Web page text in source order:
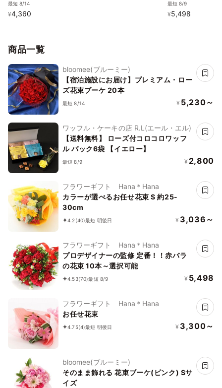
最短 8/14
¥4,360
最短 8/9
¥5,498
商品一覧
bloomee(ブルーミー)
【宿泊施設にお届け】プレミアム・ロー
ズ花束ブーケ 20本
最短 8/14 ¥ 5,230～
ワッフル・ケーキの店 R.L(エール・エル)
【送料無料】 ローズ付コロコロワッフ
ル パック6袋 【イエロー】
最短 8/9 ¥ 2,800
フラワーギフト Hana＊Hana
カラーが選べるお任せ花束 S 約25-
30cm
4.2(40)最短 明後日 ¥ 3,036～
フラワーギフト Hana＊Hana
プロデザイナーの監修 定番！！赤バラ
の花束 10本～選択可能
4.53(70)最短 8/9 ¥ 5,498
フラワーギフト Hana＊Hana
お任せ花束
4.75(4)最短 明後日 ¥ 3,300～
bloomee(ブルーミー)
そのまま飾れる 花束ブーケ(ピンク) Sサ
イズ